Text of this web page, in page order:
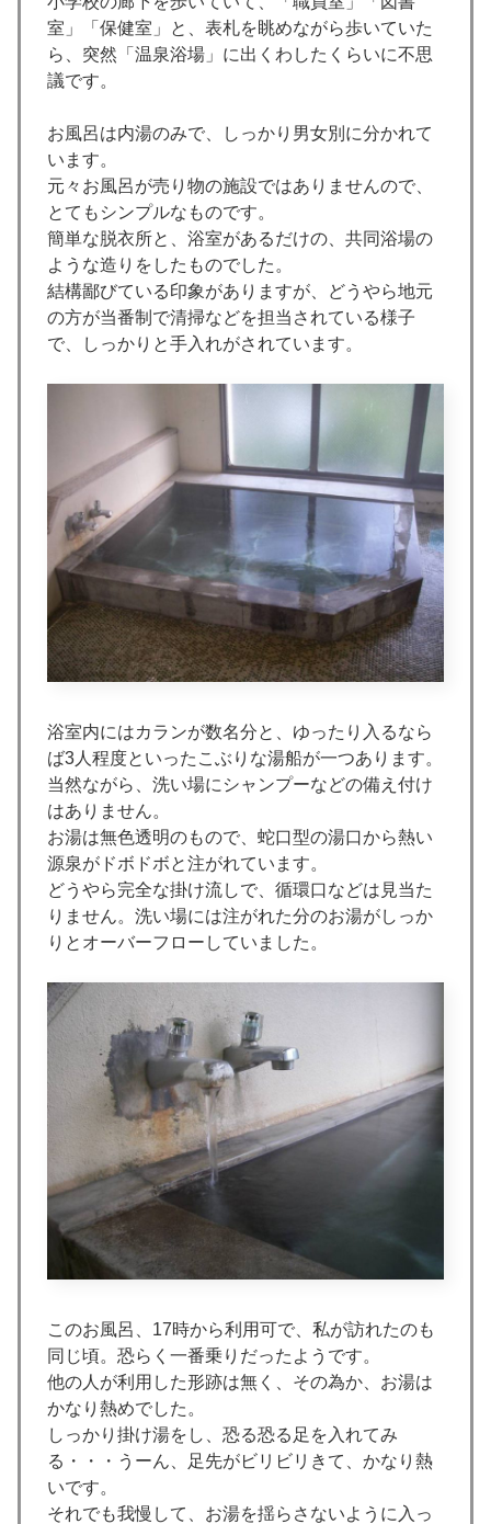
室」「保健室」と、表札を眺めながら歩いていた
ら、突然「温泉浴場」に出くわしたくらいに不思
議です。
お風呂は内湯のみで、しっかり男女別に分かれて
います。
元々お風呂が売り物の施設ではありませんので、
とてもシンプルなものです。
簡単な脱衣所と、浴室があるだけの、共同浴場の
ような造りをしたものでした。
結構鄙びている印象がありますが、どうやら地元
の方が当番制で清掃などを担当されている様子
で、しっかりと手入れがされています。
浴室内にはカランが数名分と、ゆったり入るなら
ば3人程度といったこぶりな湯船が一つあります。
当然ながら、洗い場にシャンプーなどの備え付け
はありません。
お湯は無色透明のもので、蛇口型の湯口から熱い
源泉がドボドボと注がれています。
どうやら完全な掛け流しで、循環口などは見当た
りません。洗い場には注がれた分のお湯がしっか
りとオーバーフローしていました。
このお風呂、17時から利用可で、私が訪れたのも
同じ頃。恐らく一番乗りだったようです。
他の人が利用した形跡は無く、その為か、お湯は
かなり熱めでした。
しっかり掛け湯をし、恐る恐る足を入れてみ
る・・・うーん、足先がビリビリきて、かなり熱
いです。
それでも我慢して、お湯を揺らさないように入っ